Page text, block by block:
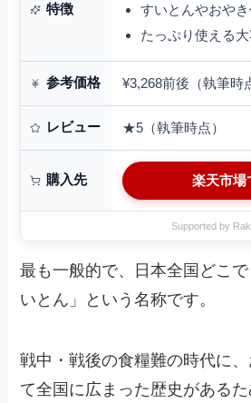
特徴
すいとんやおや
たっぷり使える
参考価格 ¥3,268前後（執筆時
レビュー ★5（執筆時点）
購入先 楽天市
Supported by
最も一般的で、日本全国どこ
いとん」という名称です。
戦中・戦後の食糧難の時代に
て全国に広まった歴史がある